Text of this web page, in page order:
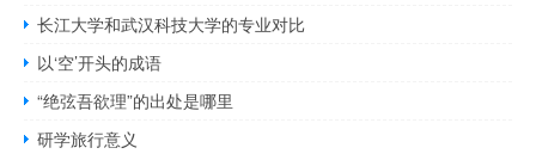
长江大学和武汉科技大学的专业对比
以‘空’开头的成语
“绝弦吾欲理”的出处是哪里
研学旅行意义